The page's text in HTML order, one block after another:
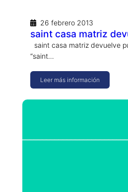
26 febrero 2013
saint casa matriz
saint casa matriz devuelve
“saint…
Leer más información